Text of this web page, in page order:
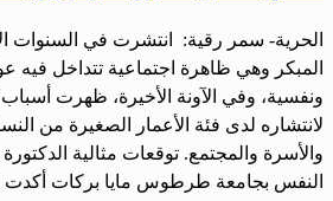
الحرية- سمر رقية: انتشرت في السنوات
المبكر وهي ظاهرة اجتماعية تتداخل فيه
ونفسية، وفي الآونة الأخيرة، ظهرت
لانتشاره لدى فئة الأعمار الصغيرة من
والأسرة والمجتمع. توقعات مثالية
النفس بجامعة طرطوس مايا بركات أكدت